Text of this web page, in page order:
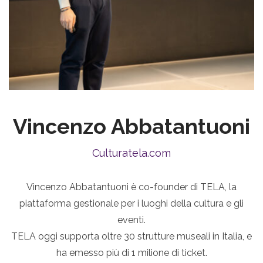
Vincenzo Abbatantuoni
Culturatela.com
Vincenzo Abbatantuoni è co-founder di TELA, la
piattaforma gestionale per i luoghi della cultura e gli
eventi.
TELA oggi supporta oltre 30 strutture museali in Italia, e
ha emesso più di 1 milione di ticket.